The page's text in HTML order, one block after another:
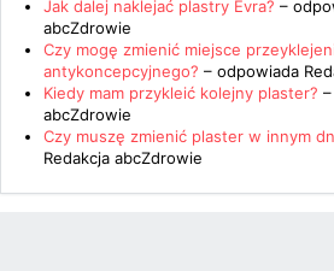
Jak dalej naklejać plastry Evra? –
abcZdrowie
Czy mogę zmienić miejsce
antykoncepcyjnego? – odpowiada
Kiedy mam przykleić kolejny plaster?
abcZdrowie
Czy muszę zmienić plaster w innym
Redakcja abcZdrowie